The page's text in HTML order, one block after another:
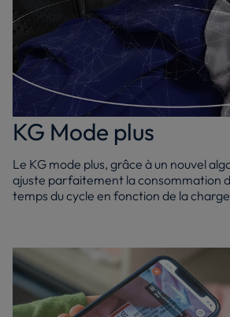
KG Mode plus
Le KG mode plus, grâce à un nouvel
ajuste parfaitement la consommation
temps du cycle en fonction de la